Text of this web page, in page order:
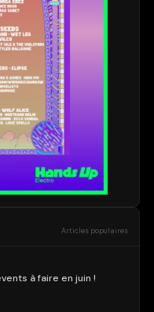
Articles populaires
à faire en juin !